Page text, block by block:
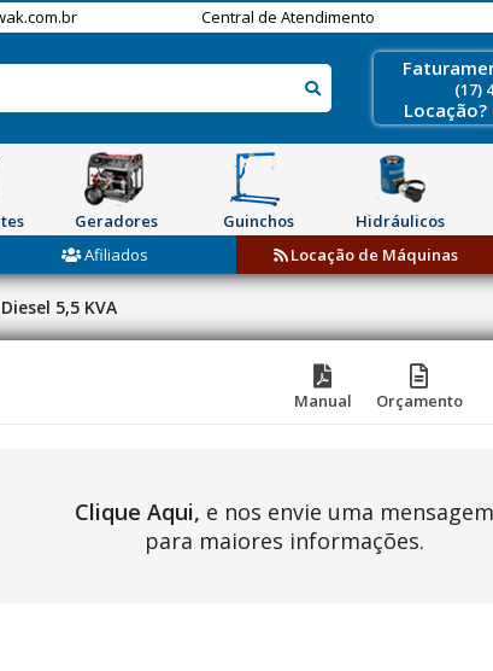
Central de Atendimento
(17)
Geradores Guinchos Hidráulicos
Afiliados Locação de Máquinas
5,5 KVA
Manual Orçamento
Clique Aqui, e nos envie uma mensagem
para maiores informações.